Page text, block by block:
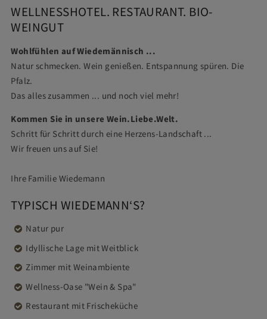
WELLNESSHOTEL. RESTAURANT. BIO-
WEINGUT
Wohlfühlen auf Wiedemännisch ...
Natur schmecken. Wein genießen. Entspannung spüren. Die
Pfalz.
Das alles zusammen ... und noch viel mehr!
Kommen Sie in unsere Wein.Liebe.Welt.
Schritt für Schritt durch eine Herzens-Landschaft ...
Wir freuen uns auf Sie!
Ihre Familie Wiedemann
TYPISCH WIEDEMANN‘S?
Natur pur
Idyllische Lage mit Weitblick
Zimmer mit Weinambiente
Wellness-Oase "Wein & Spa"
Restaurant mit Frischeküche